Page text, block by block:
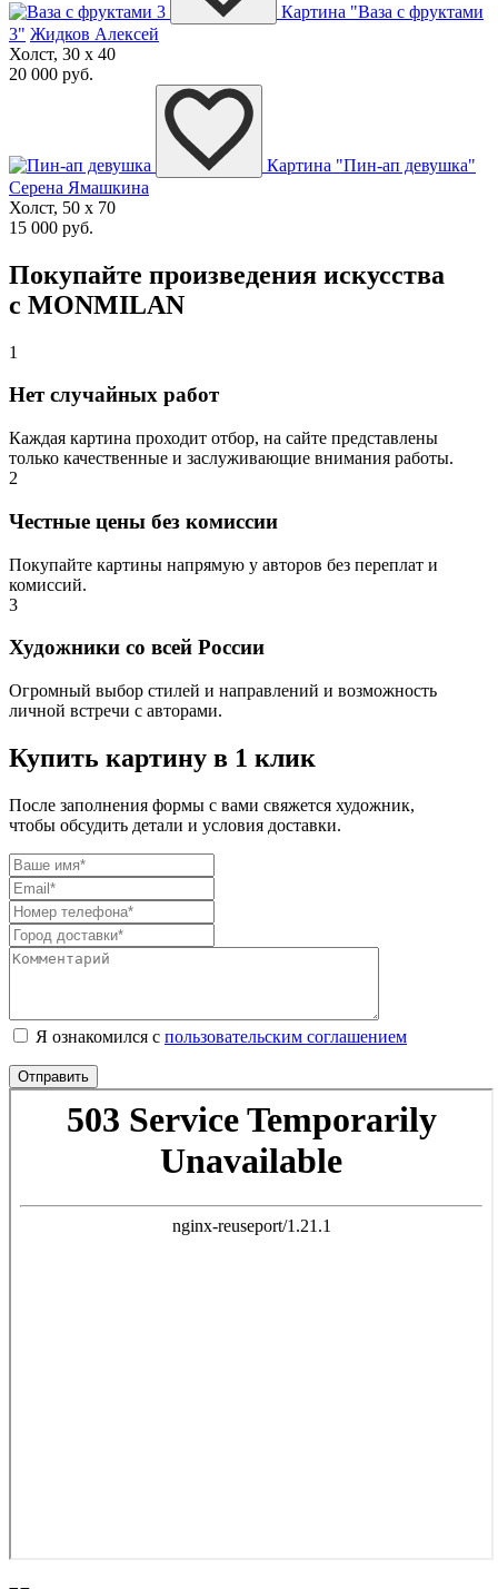
Картина "Ваза с фруктами
3" Жидков Алексей
Холст, 30 x 40
20 000 руб.
Картина "Пин-ап девушка"
Серена Ямашкина
Холст, 50 x 70
15 000 руб.
Покупайте произведения искусства
с MONMILAN
1
Нет случайных работ
Каждая картина проходит отбор, на сайте представлены
только качественные и заслуживающие внимания работы.
2
Честные цены без комиссии
Покупайте картины напрямую у авторов без переплат и
комиссий.
3
Художники со всей России
Огромный выбор стилей и направлений и возможность
личной встречи с авторами.
Купить картину в 1 клик
После заполнения формы с вами свяжется художник,
чтобы обсудить детали и условия доставки.
Я ознакомился с пользовательским соглашением